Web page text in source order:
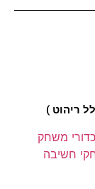
כדורי משחק
חשיבה